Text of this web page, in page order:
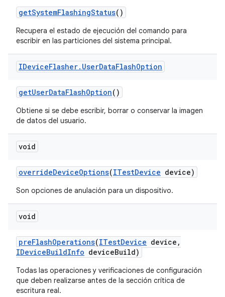
getSystemFlashingStatus()
Recupera el estado de ejecución del comando para
escribir en las particiones del sistema principal.
IDeviceFlasher. UserDataFlashOption
getUserDataFlashOption()
Obtiene si se debe escribir, borrar o conservar la imagen
de datos del usuario.
void
overrideDeviceOptions(ITestDevice device)
Son opciones de anulación para un dispositivo.
void
preFlashOperations(ITestDevice device ,
IDeviceBuildInfo deviceBuild)
Todas las operaciones y verificaciones de configuración
que deben realizarse antes de la sección crítica de
escritura real.